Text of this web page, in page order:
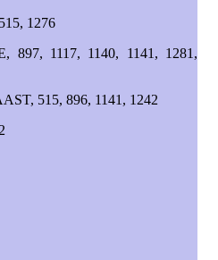
1276
897, 1117, 1140, 1141, 1281,
515, 896, 1141, 1242